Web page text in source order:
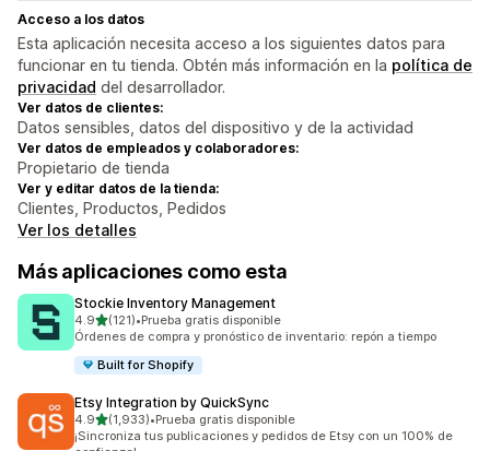
Acceso a los datos
Esta aplicación necesita acceso a los siguientes datos para
funcionar en tu tienda. Obtén más información en la política de
privacidad del desarrollador.
Ver datos de clientes:
Datos sensibles, datos del dispositivo y de la actividad
Ver datos de empleados y colaboradores:
Propietario de tienda
Ver y editar datos de la tienda:
Clientes, Productos, Pedidos
Ver los detalles
Más aplicaciones como esta
Stockie Inventory Management
4.9de 5 estrellas
(121)
121 reseñas en total
•Prueba gratis disponible
Órdenes de compra y pronóstico de inventario: repón a tiempo
Built for Shopify
Etsy Integration by QuickSync
4.9de 5 estrellas
(1,933)
1933 reseñas en total
•Prueba gratis disponible
¡Sincroniza tus publicaciones y pedidos de Etsy con un 100% de